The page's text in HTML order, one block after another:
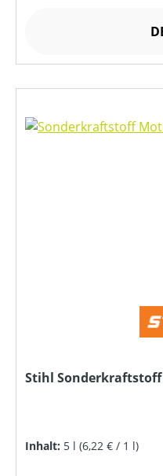
Stihl
Inhalt: 5 l (6,22 € / 1 l)